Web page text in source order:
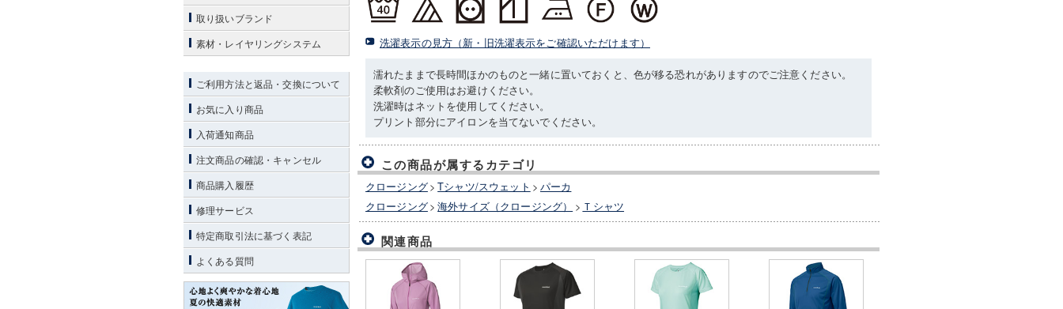
洗濯表示の見方（新・旧洗濯表示をご確認いただけます）
濡れたままで長時間ほかのものと一緒に置いておくと、色が移る恐れがありますのでご注意ください。
柔軟剤のご使用はお避けください。
洗濯時はネットを使用してください。
プリント部分にアイロンを当てないでください。
この商品が属するカテゴリ
クロージング> Tシャツ/スウェット > パーカ
クロージング> 海外サイズ（クロージング） > Ｔシャツ
関連商品
取り扱いブランド
素材・レイヤリングシステム
ご利用方法と返品・交換について
お気に入り商品
入荷通知商品
注文商品の確認・キャンセル
商品購入履歴
修理サービス
特定商取引法に基づく表記
よくある質問